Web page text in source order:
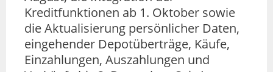
Kreditfunktionen ab 1. Oktober sowie
die Aktualisierung persönlicher Daten,
eingehender Depotüberträge, Käufe,
Einzahlungen, Auszahlungen und